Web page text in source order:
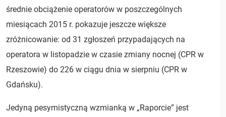
średnie obciążenie operatorów w poszczególnych
miesiącach 2015 r. pokazuje jeszcze większe
zróżnicowanie: od 31 zgłoszeń przypadających na
operatora w listopadzie w czasie zmiany nocnej (CPR w
Rzeszowie) do 226 w ciągu dnia w sierpniu (CPR w
Gdańsku).
Jedyną pesymistyczną wzmianką w „Raporcie” jest